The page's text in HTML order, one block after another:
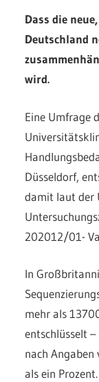
Dass die
Deutschland
wird.
Eine Umfrage
Düsseldorf,
damit laut der
202012/01-
In
mehr als
entschlüsselt
nach Angaben
als ein